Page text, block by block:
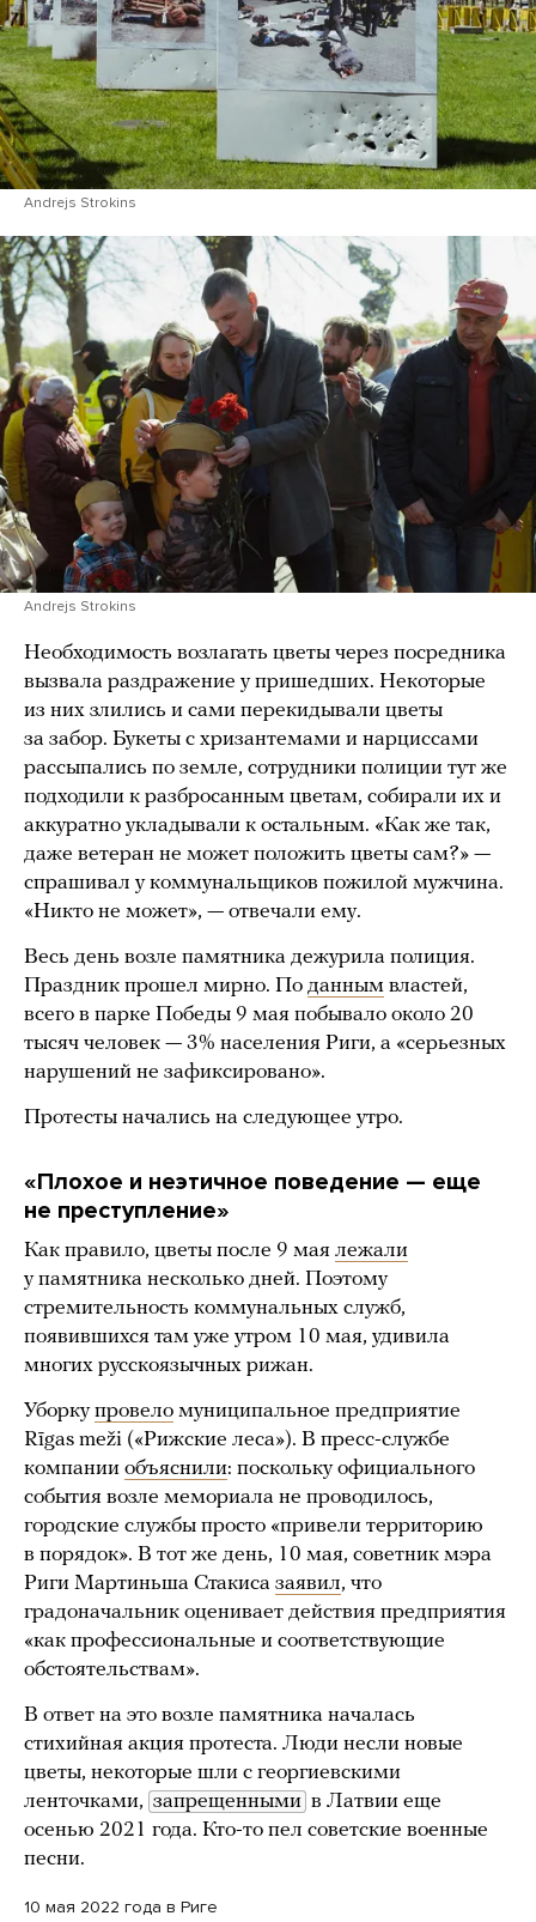
Andrejs Strokins
Andrejs Strokins
Необходимость возлагать цветы через посредника
вызвала раздражение у пришедших. Некоторые
из них злились и сами перекидывали цветы
за забор. Букеты с хризантемами и нарциссами
рассыпались по земле, сотрудники полиции тут же
подходили к разбросанным цветам, собирали их и
аккуратно укладывали к остальным. «Как же так,
даже ветеран не может положить цветы сам?» —
спрашивал у коммунальщиков пожилой мужчина.
«Никто не может», — отвечали ему.
Весь день возле памятника дежурила полиция.
Праздник прошел мирно. По данным властей,
всего в парке Победы 9 мая побывало около 20
тысяч человек — 3% населения Риги, а «серьезных
нарушений не зафиксировано».
Протесты начались на следующее утро.
«Плохое и неэтичное поведение — еще
не преступление»
Как правило, цветы после 9 мая лежали
у памятника несколько дней. Поэтому
стремительность коммунальных служб,
появившихся там уже утром 10 мая, удивила
многих русскоязычных рижан.
Уборкупровело муниципальное предприятие
Rīgas meži («Рижские леса»). В пресс-службе
компании объяснили: поскольку официального
события возле мемориала не проводилось,
городские службы просто «привели территорию
в порядок». В тот же день, 10 мая, советник мэра
Риги Мартиньша Стакиса заявил, что
градоначальник оценивает действия предприятия
«как профессиональные и соответствующие
обстоятельствам».
В ответ на это возле памятника началась
стихийная акция протеста. Люди несли новые
цветы, некоторые шли с георгиевскими
ленточками, запрещенными в Латвии еще
осенью 2021 года. Кто-то пел советские военные
песни.
10 мая 2022 года в Риге